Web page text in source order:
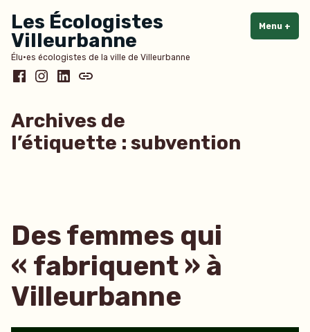
au
contenu
Les Écologistes
Villeurbanne
Élu·es écologistes de la ville de Villeurbanne
Menu +
Facebook
Instagram
LinkedInBluesky
Archives de
l’étiquette : subvention
Des femmes qui
« fabriquent » à
Villeurbanne